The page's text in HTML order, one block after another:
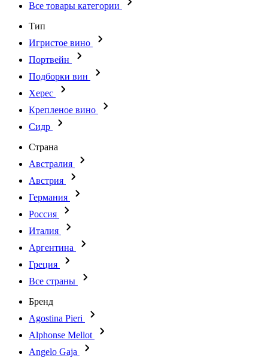
Все товары категории
Тип
Игристое вино
Портвейн
Подборки вин
Херес
Крепленое вино
Сидр
Страна
Австралия
Австрия
Германия
Россия
Италия
Аргентина
Греция
Все страны
Бренд
Agostina Pieri
Alphonse Mellot
Angelo Gaja